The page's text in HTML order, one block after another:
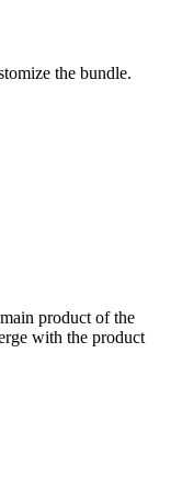
the bundle.
product of the
with the product